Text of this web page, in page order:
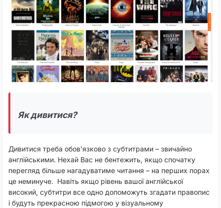
Як дивитися?
Дивитися треба обов’язково з субтитрами – звичайно
англійськими. Нехай Вас не бентежить, якщо спочатку
перегляд більше нагадуватиме читання – на перших порах
це неминуче. Навіть якщо рівень вашої англійської
високий, субтитри все одно допоможуть згадати правопис
і будуть прекрасною підмогою у візуальному